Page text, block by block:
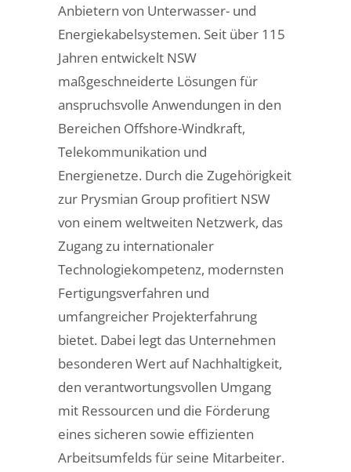
Anbietern von Unterwasser- und
Energiekabelsystemen. Seit über 115
Jahren entwickelt NSW
maßgeschneiderte Lösungen für
anspruchsvolle Anwendungen in den
Bereichen Offshore-Windkraft,
Telekommunikation und
Energienetze. Durch die Zugehörigkeit
zur Prysmian Group profitiert NSW
von einem weltweiten Netzwerk, das
Zugang zu internationaler
Technologiekompetenz, modernsten
Fertigungsverfahren und
umfangreicher Projekterfahrung
bietet. Dabei legt das Unternehmen
besonderen Wert auf Nachhaltigkeit,
den verantwortungsvollen Umgang
mit Ressourcen und die Förderung
eines sicheren sowie effizienten
Arbeitsumfelds für seine Mitarbeiter.